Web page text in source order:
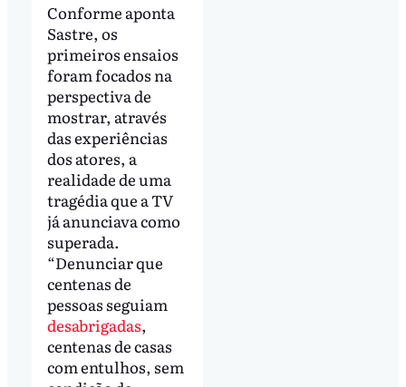
Conforme aponta
Sastre, os
primeiros ensaios
foram focados na
perspectiva de
mostrar, através
das experiências
dos atores, a
realidade de uma
tragédia que a TV
já anunciava como
superada.
“Denunciar que
centenas de
pessoas seguiam
desabrigadas,
centenas de casas
com entulhos, sem